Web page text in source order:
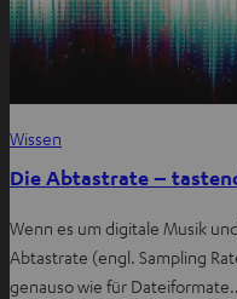
Wissen
Die Abtastrate –
Wenn es um digitale Musik
Abtastrate (engl. Sampling
genauso wie für